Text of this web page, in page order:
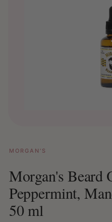
MORGAN'S
Morgan's Beard
Peppermint,
50 ml